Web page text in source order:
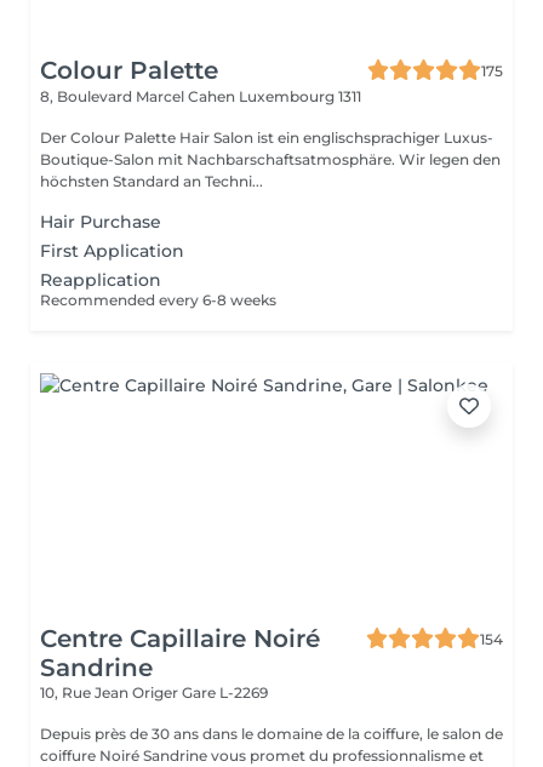
Colour Palette
175
8, Boulevard Marcel Cahen Luxembourg 1311
Der Colour Palette Hair Salon ist ein englischsprachiger Luxus-
Boutique-Salon mit Nachbarschaftsatmosphäre. Wir legen den
höchsten Standard an Techni...
Hair Purchase
First Application
Reapplication
Recommended every 6-8 weeks
Centre Capillaire Noiré
Sandrine
154
10, Rue Jean Origer Gare L-2269
Depuis près de 30 ans dans le domaine de la coiffure, le salon de
coiffure Noiré Sandrine vous promet du professionnalisme et